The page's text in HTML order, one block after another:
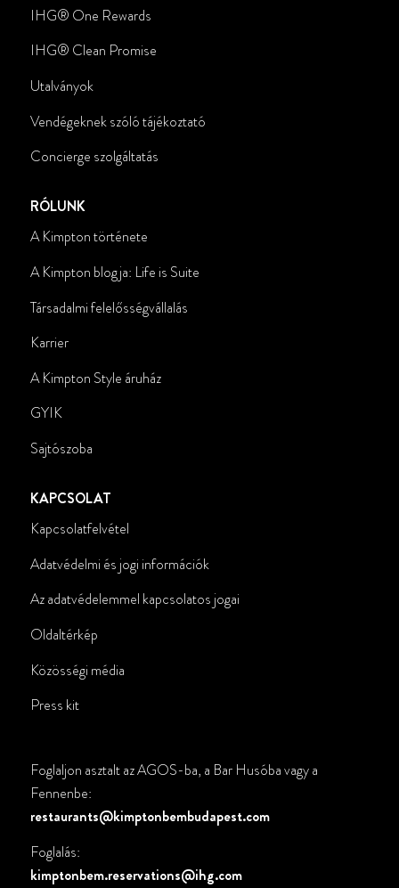
IHG® One Rewards
IHG® Clean Promise
Utalványok
Vendégeknek szóló tájékoztató
Concierge szolgáltatás
RÓLUNK
A Kimpton története
A Kimpton blogja: Life is Suite
Társadalmi felelősségvállalás
Karrier
A Kimpton Style áruház
GYIK
Sajtószoba
KAPCSOLAT
Kapcsolatfelvétel
Adatvédelmi és jogi információk
Az adatvédelemmel kapcsolatos jogai
Oldaltérkép
Közösségi média
Press kit
Foglaljon asztalt az AGOS-ba, a Bar Husóba vagy a
Fennenbe:
restaurants@kimptonbembudapest.com
Foglalás:
kimptonbem.reservations@ihg.com